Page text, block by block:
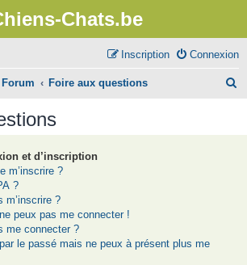
Chats.be
Connexion
Inscription
Forum Foire aux questions
et d’inscription
m’inscrire ?
?
m’inscrire ?
peux pas me connecter !
me connecter ?
le passé mais ne peux à présent plus me